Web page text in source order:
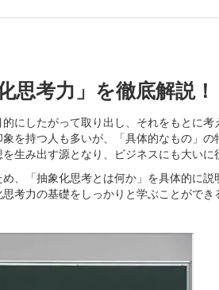
思考力」を徹底解説！
にしたがって取り出し、それをもとに
を持つ人も多いが、「具体的なもの」
生み出す源となり、ビジネスにも大いに
、「抽象化思考とは何か」を具体的に説
考力の基礎をしっかりと学ぶことができ